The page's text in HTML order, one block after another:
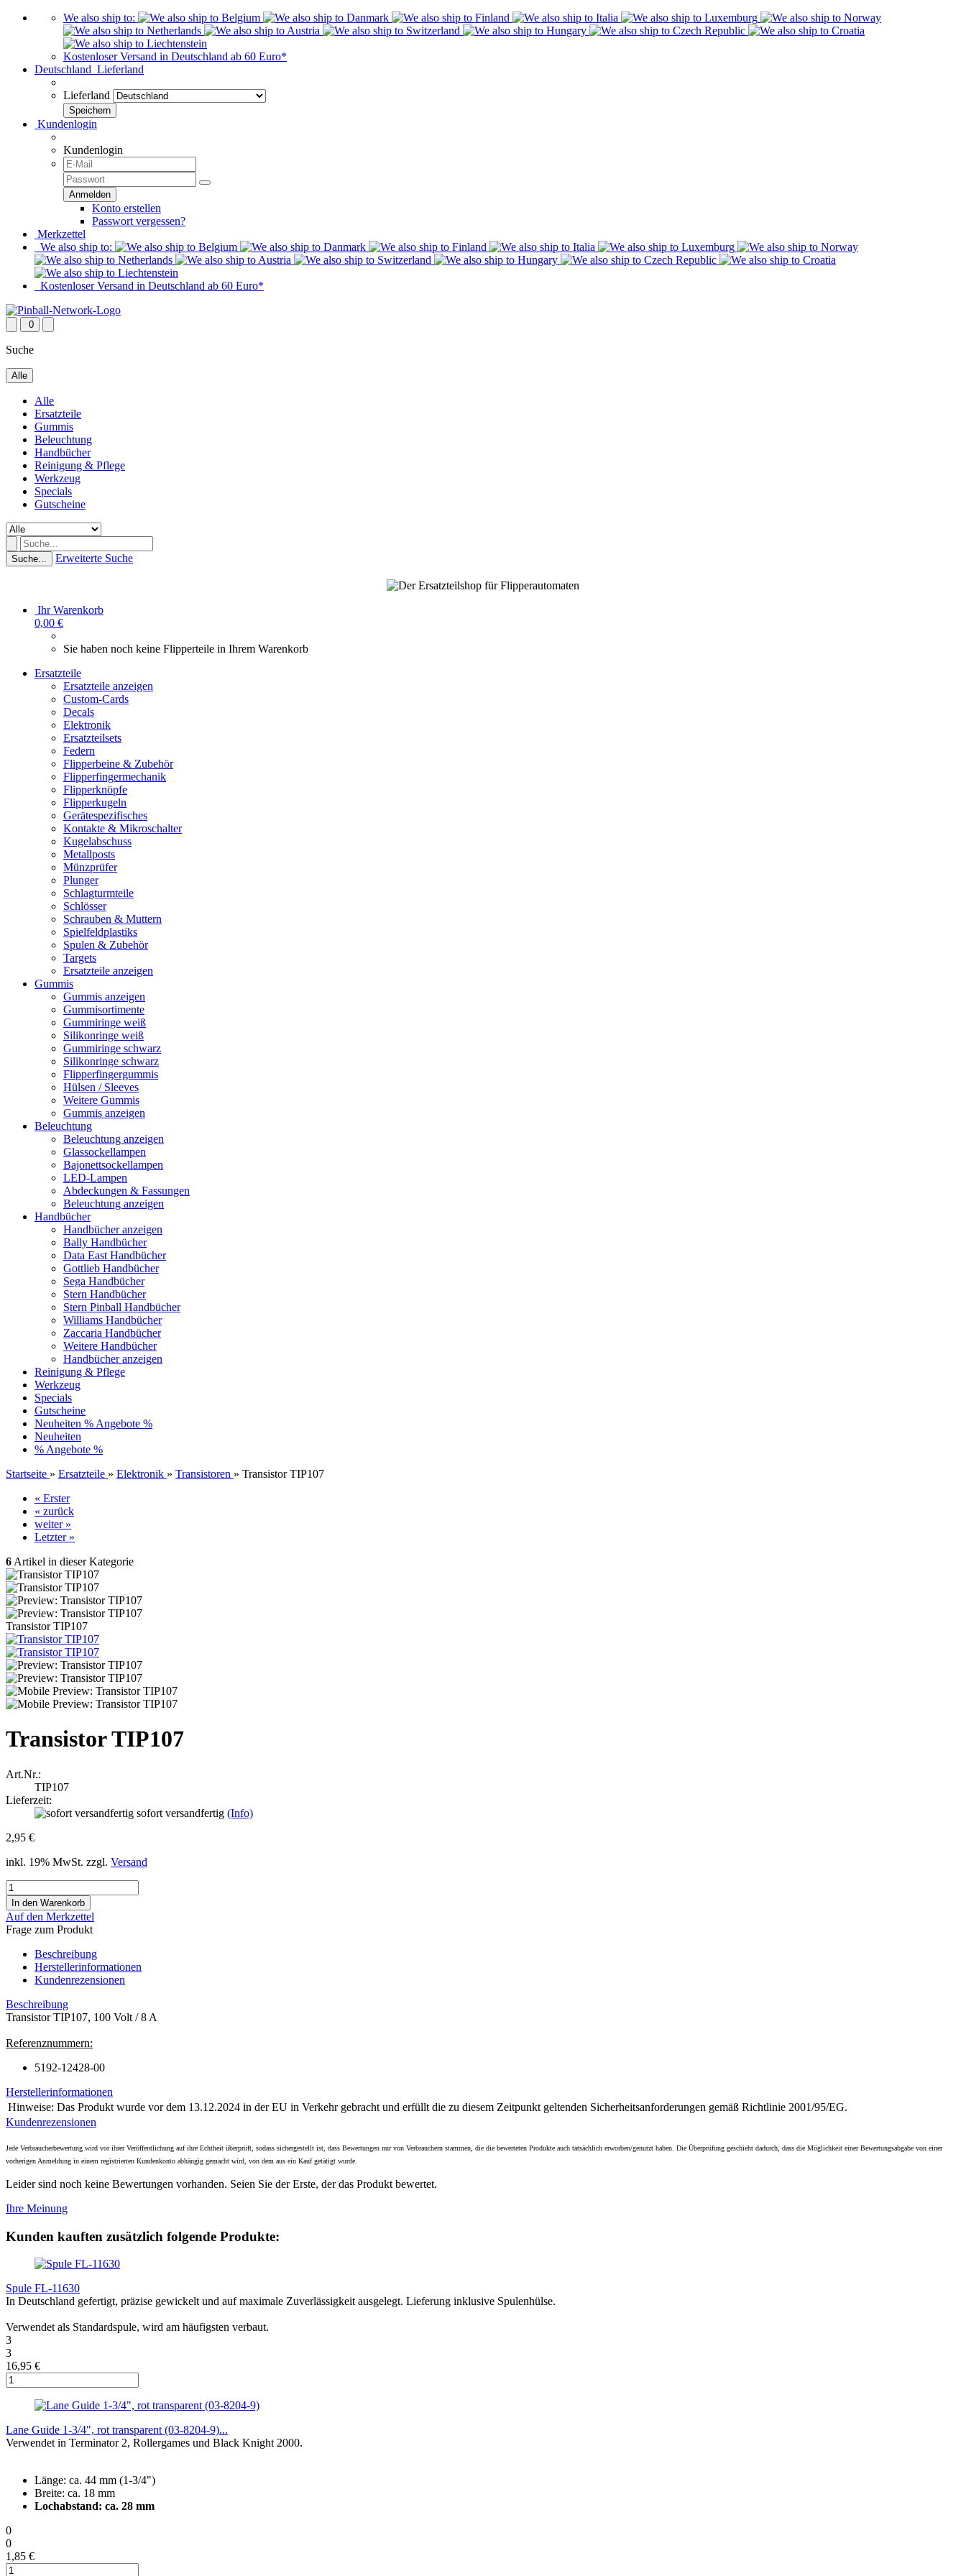
We also ship to:
Kostenloser Versand in Deutschland ab 60 Euro*
Deutschland Lieferland
Lieferland
Kundenlogin
Kundenlogin
Konto erstellen
Passwort vergessen?
Merkzettel
We also ship to:
Kostenloser Versand in Deutschland ab 60 Euro*
0
Suche
Alle
Alle
Ersatzteile
Gummis
Beleuchtung
Handbücher
Reinigung & Pflege
Werkzeug
Specials
Gutscheine
Suche... Erweiterte Suche
Ihr Warenkorb
0,00 €
Sie haben noch keine Flipperteile in Ihrem Warenkorb
Ersatzteile
Ersatzteile anzeigen
Custom-Cards
Decals
Elektronik
Ersatzteilsets
Federn
Flipperbeine & Zubehör
Flipperfingermechanik
Flipperknöpfe
Flipperkugeln
Gerätespezifisches
Kontakte & Mikroschalter
Kugelabschuss
Metallposts
Münzprüfer
Plunger
Schlagturmteile
Schlösser
Schrauben & Muttern
Spielfeldplastiks
Spulen & Zubehör
Targets
Ersatzteile anzeigen
Gummis
Gummis anzeigen
Gummisortimente
Gummiringe weiß
Silikonringe weiß
Gummiringe schwarz
Silikonringe schwarz
Flipperfingergummis
Hülsen / Sleeves
Weitere Gummis
Gummis anzeigen
Beleuchtung
Beleuchtung anzeigen
Glassockellampen
Bajonettsockellampen
LED-Lampen
Abdeckungen & Fassungen
Beleuchtung anzeigen
Handbücher
Handbücher anzeigen
Bally Handbücher
Data East Handbücher
Gottlieb Handbücher
Sega Handbücher
Stern Handbücher
Stern Pinball Handbücher
Williams Handbücher
Zaccaria Handbücher
Weitere Handbücher
Handbücher anzeigen
Reinigung & Pflege
Werkzeug
Specials
Gutscheine
Neuheiten % Angebote %
Neuheiten
% Angebote %
Startseite » Ersatzteile » Elektronik » Transistoren » Transistor TIP107
« Erster
« zurück
weiter »
Letzter »
6 Artikel in dieser Kategorie
Transistor TIP107
Transistor TIP107
Art.Nr.:
TIP107
Lieferzeit:
sofort versandfertig (Info)
2,95 €
inkl. 19% MwSt. zzgl. Versand
Auf den Merkzettel
Frage zum Produkt
Beschreibung
Herstellerinformationen
Kundenrezensionen
Beschreibung
Transistor TIP107, 100 Volt / 8 A
Referenznummern:
5192-12428-00
Herstellerinformationen
Hinweise: Das Produkt wurde vor dem 13.12.2024 in der EU in Verkehr gebracht und erfüllt die zu diesem Zeitpunkt geltenden Sicherheitsanforderungen gemäß Richtlinie 2001/95/EG.
Kundenrezensionen
Jede Verbraucherbewertung wird vor ihrer Veröffentlichung auf ihre Echtheit überprüft, sodass sichergestellt ist, dass Bewertungen nur von Verbrauchern stammen, die die bewerteten Produkte auch tatsächlich erworben/genutzt haben. Die Überprüfung geschieht dadurch, dass die Möglichkeit einer Bewertungsabgabe von einer
vorherigen Anmeldung in einem registrierten Kundenkonto abhängig gemacht wird, von dem aus ein Kauf getätigt wurde.
Leider sind noch keine Bewertungen vorhanden. Seien Sie der Erste, der das Produkt bewertet.
Ihre Meinung
Kunden kauften zusätzlich folgende Produkte:
Spule FL-11630
In Deutschland gefertigt, präzise gewickelt und auf maximale Zuverlässigkeit ausgelegt. Lieferung inklusive Spulenhülse.
Verwendet als Standardspule, wird am häufigsten verbaut.
3
3
16,95 €
Lane Guide 1-3/4", rot transparent (03-8204-9)...
Verwendet in Terminator 2, Rollergames und Black Knight 2000.
Länge: ca. 44 mm (1-3/4")
Breite: ca. 18 mm
Lochabstand: ca. 28 mm
0
0
1,85 €